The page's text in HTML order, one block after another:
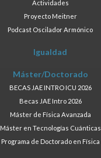
Actividades
Proyecto Meitner
Podcast Oscilador Armónico
Igualdad
Máster/Doctorado
BECAS JAE INTRO ICU 2026
Becas JAE Intro 2026
Máster de Física Avanzada
Máster en Tecnologías Cuánticas
Programa de Doctorado en Física